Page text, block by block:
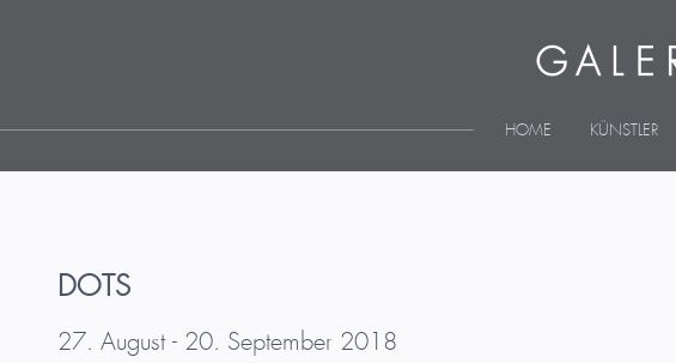
HOME KÜNSTLER
DOTS
27. August - 20. September 2018